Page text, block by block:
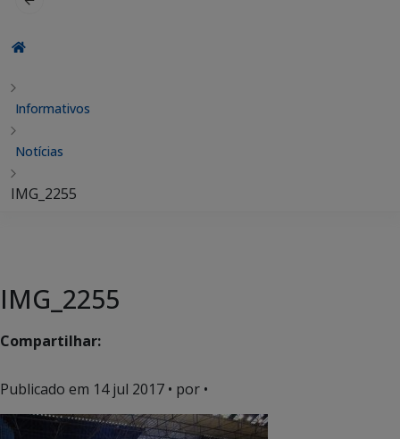
Informativos
Notícias
IMG_2255
IMG_2255
Compartilhar:
Publicado em 14 jul 2017 • por •